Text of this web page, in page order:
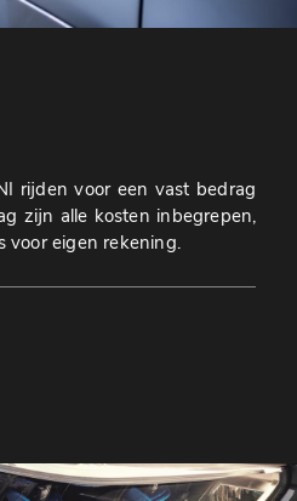
rijden voor een vast bedrag
zijn alle kosten inbegrepen,
voor eigen rekening.